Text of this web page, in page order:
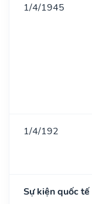
1/4/1945
1/4/192
Sự kiện quốc tế